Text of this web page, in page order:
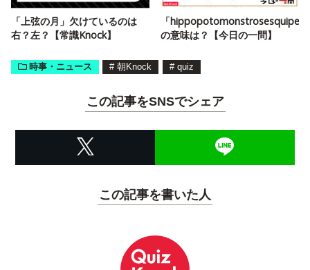
「上弦の月」欠けているのは
右？左？【常識Knock】
「
の意味は？【今日の一問】
時事・ニュース # 朝Knock # quiz
この記事をSNSでシェア
この記事を書いた人